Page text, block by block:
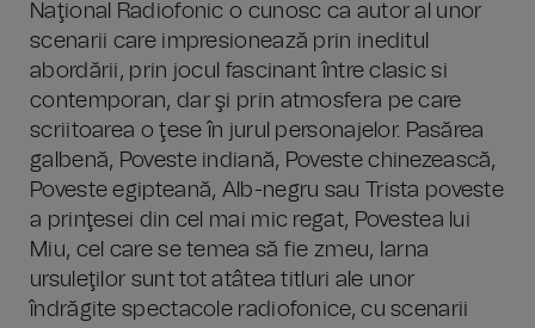
Naţional Radiofonic o cunosc ca autor al unor
scenarii care impresionează prin ineditul
abordării, prin jocul fascinant între clasic si
contemporan, dar şi prin atmosfera pe care
scriitoarea o ţese în jurul personajelor. Pasărea
galbenă, Poveste indiană, Poveste chinezească,
Poveste egipteană, Alb-negru sau Trista poveste
a prinţesei din cel mai mic regat, Povestea lui
Miu, cel care se temea să fie zmeu, Iarna
ursuleţilor sunt tot atâtea titluri ale unor
îndrăgite spectacole radiofonice, cu scenarii